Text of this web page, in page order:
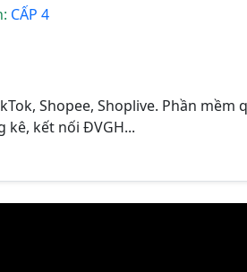
CẤP 4
Shopee, Shoplive. Phần mềm
kê, kết nối ĐVGH...